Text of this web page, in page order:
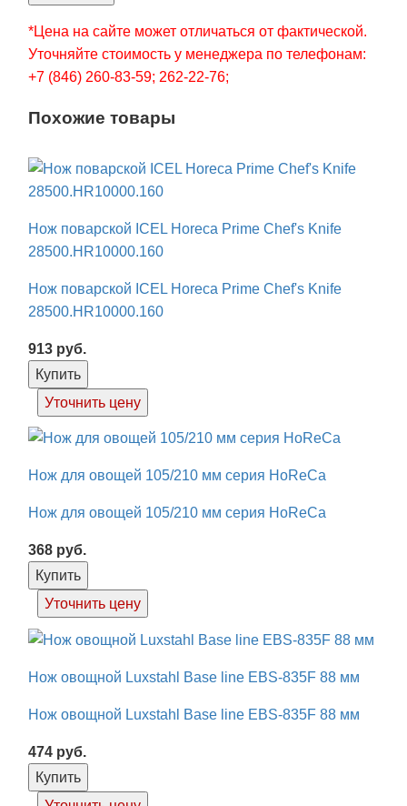
*Цена на сайте может отличаться от фактической.
Уточняйте стоимость у менеджера по телефонам:
+7 (846) 260-83-59; 262-22-76;
Похожие товары
Нож поварской ICEL Horeca Prime Chef's Knife
28500.HR10000.160
Нож поварской ICEL Horeca Prime Chef's Knife
28500.HR10000.160
913 руб.
Купить
Уточнить цену
Нож для овощей 105/210 мм серия HoReCa
Нож для овощей 105/210 мм серия HoReCa
368 руб.
Купить
Уточнить цену
Нож овощной Luxstahl Base line EBS-835F 88 мм
Нож овощной Luxstahl Base line EBS-835F 88 мм
474 руб.
Купить